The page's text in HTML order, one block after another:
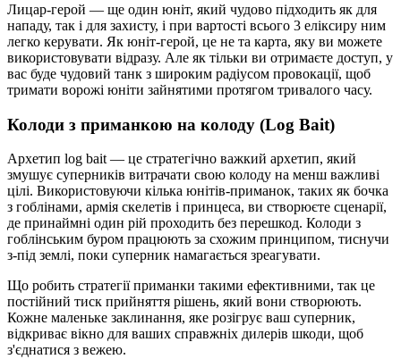
Лицар-герой — ще один юніт, який чудово підходить як для
нападу, так і для захисту, і при вартості всього 3 еліксиру ним
легко керувати. Як юніт-герой, це не та карта, яку ви можете
використовувати відразу. Але як тільки ви отримаєте доступ, у
вас буде чудовий танк з широким радіусом провокації, щоб
тримати ворожі юніти зайнятими протягом тривалого часу.
Колоди з приманкою на колоду (Log Bait)
Архетип log bait — це стратегічно важкий архетип, який
змушує суперників витрачати свою колоду на менш важливі
цілі. Використовуючи кілька юнітів-приманок, таких як бочка
з гоблінами, армія скелетів і принцеса, ви створюєте сценарії,
де принаймні один рій проходить без перешкод. Колоди з
гоблінським буром працюють за схожим принципом, тиснучи
з-під землі, поки суперник намагається зреагувати.
Що робить стратегії приманки такими ефективними, так це
постійний тиск прийняття рішень, який вони створюють.
Кожне маленьке заклинання, яке розігрує ваш суперник,
відкриває вікно для ваших справжніх дилерів шкоди, щоб
з'єднатися з вежею.